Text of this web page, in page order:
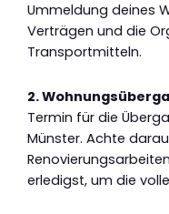
Ummeldung deines
Verträgen und die
Transportmitteln.
2.
Termin für die
Münster. Achte
erledigst, um die